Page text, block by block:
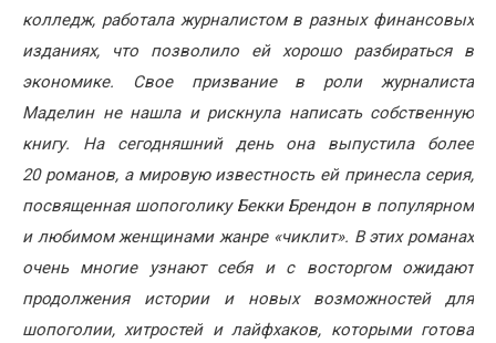
колледж, работала журналистом в разных финансовых
изданиях, что позволило ей хорошо разбираться в
экономике. Свое призвание в роли журналиста
Маделин не нашла и рискнула написать собственную
книгу. На сегодняшний день она выпустила более
20 романов, а мировую известность ей принесла серия,
посвященная шопоголику Бекки Брендон в популярном
и любимом женщинами жанре «чиклит». В этих романах
очень многие узнают себя и с восторгом ожидают
продолжения истории и новых возможностей для
шопоголии, хитростей и лайфхаков, которыми готова